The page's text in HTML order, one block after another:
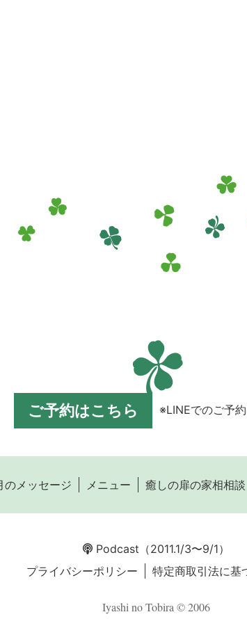
ご予約はこちら ※LINEでのご予
のメッセージ メニュー 癒しの扉の家相相談
Podcast （2011.1/3〜9/1）
プライバシーポリシー 特定商取引法に基
Iyashi no Tobira © 2006